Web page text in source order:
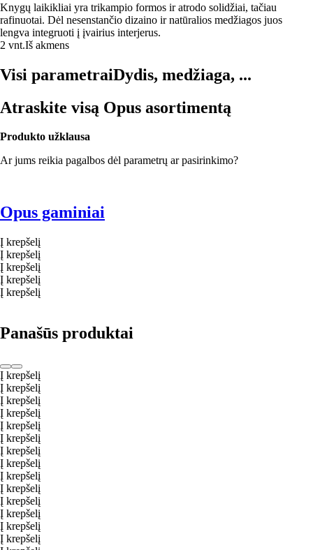
Knygų laikikliai yra trikampio formos ir atrodo solidžiai, tačiau
rafinuotai. Dėl nesenstančio dizaino ir natūralios medžiagos juos
lengva integruoti į įvairius interjerus.
2 vnt.Iš akmens
Visi parametraiDydis, medžiaga, ...
Atraskite visą Opus asortimentą
Produkto užklausa
Ar jums reikia pagalbos dėl parametrų ar pasirinkimo?
Opus gaminiai
Į krepšelį
Į krepšelį
Į krepšelį
Į krepšelį
Į krepšelį
Panašūs produktai
Į krepšelį
Į krepšelį
Į krepšelį
Į krepšelį
Į krepšelį
Į krepšelį
Į krepšelį
Į krepšelį
Į krepšelį
Į krepšelį
Į krepšelį
Į krepšelį
Į krepšelį
Į krepšelį